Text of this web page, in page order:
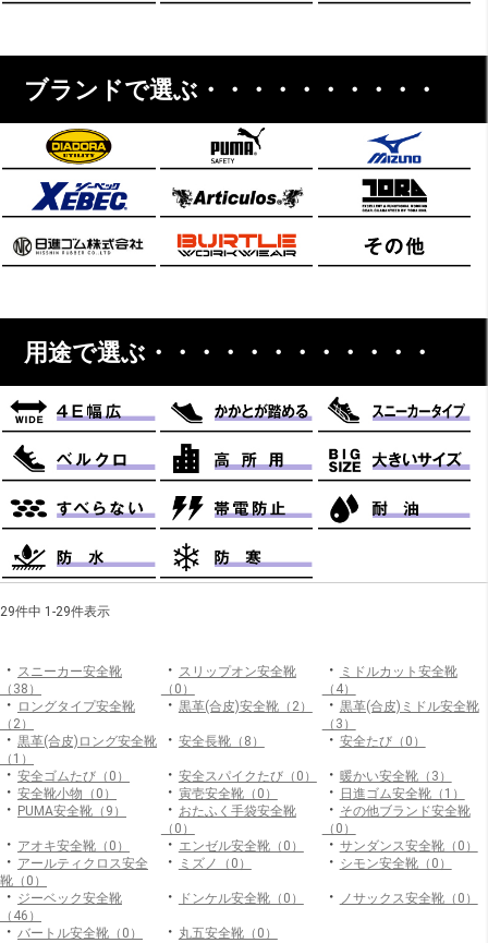
ブランドで選ぶ・・・・・・・・・・
用途で選ぶ・・・・・・・・・・・・
29件中 1-29件表示
・ スニーカー安全靴
（38）
・ スリップオン安全靴
（0）
・
ミドルカット安全靴
（4）
・ ロングタイプ安全靴
（2）
・ 黒革(合皮)安全靴（2） ・ 黒革(合皮)ミドル安全靴
（3）
・ 黒革(合皮)ロング安全靴
（1）
・ 安全長靴（8） ・ 安全たび（0）
・ 安全ゴムたび（0） ・ 安全スパイクたび（0） ・ 暖かい安全靴（3）
・ 安全靴小物（0） ・ 寅壱安全靴（0） ・ 日進ゴム安全靴（1）
・ PUMA安全靴（9） ・ おたふく手袋安全靴
（0）
・ その他ブランド安全靴
（0）
・ アオキ安全靴（0） ・ エンゼル安全靴（0） ・ サンダンス安全靴（0）
・ アールティクロス安全
靴（0）
・ ミズノ（0） ・ シモン安全靴（0）
・ ジーベック安全靴
（46）
・ ドンケル安全靴（0） ・ ノサックス安全靴（0）
・ バートル安全靴（0） ・ 丸五安全靴（0）